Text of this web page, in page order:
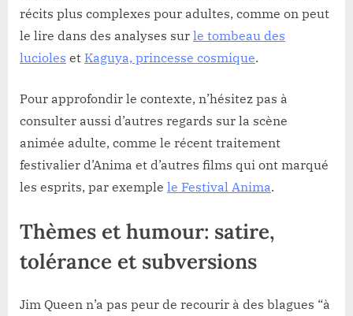
récits plus complexes pour adultes, comme on peut
le lire dans des analyses sur le tombeau des
lucioles et Kaguya, princesse cosmique.
Pour approfondir le contexte, n’hésitez pas à
consulter aussi d’autres regards sur la scène
animée adulte, comme le récent traitement
festivalier d’Anima et d’autres films qui ont marqué
les esprits, par exemple le Festival Anima.
Thèmes et humour: satire,
tolérance et subversions
Jim Queen n’a pas peur de recourir à des blagues “à